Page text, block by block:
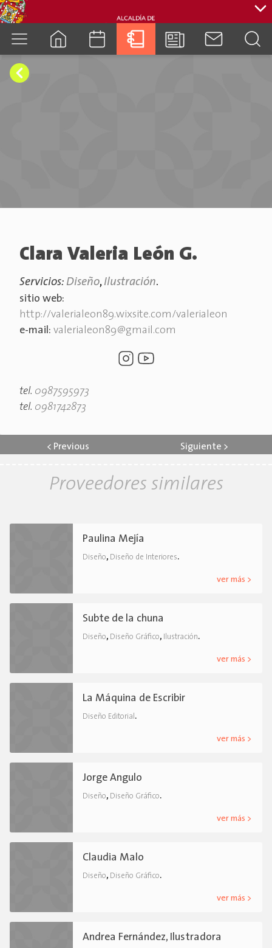
Clara Valeria León G.
Servicios: Diseño, Ilustración.
sitio web:
http://valerialeon89.wixsite.com/valerialeon
e-mail: valerialeon89@gmail.com
tel. 0987595973
tel. 0981742873
< Previous Siguiente >
Proveedores similares
Paulina Mejía
Diseño, Diseño de Interiores.
ver más >
Subte de la chuna
Diseño, Diseño Gráfico, Ilustración.
ver más >
La Máquina de Escribir
Diseño Editorial .
ver más >
Jorge Angulo
Diseño, Diseño Gráfico.
ver más >
Claudia Malo
Diseño, Diseño Gráfico.
ver más >
Andrea Fernández, Ilustradora